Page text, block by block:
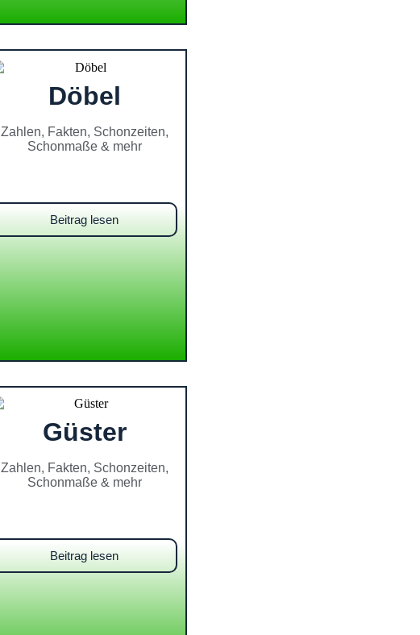
Döbel
Zahlen, Fakten, Schonzeiten,
Schonmaße & mehr
Beitrag lesen
Güster
Zahlen, Fakten, Schonzeiten,
Schonmaße & mehr
Beitrag lesen